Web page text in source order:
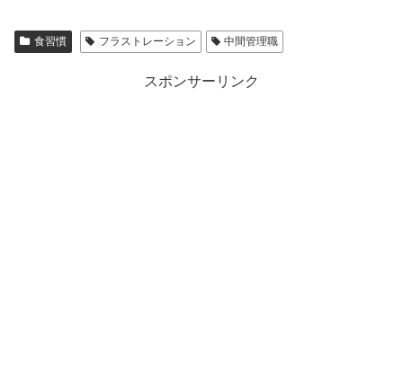
食習慣 フラストレーション 中間管理職
スポンサーリンク